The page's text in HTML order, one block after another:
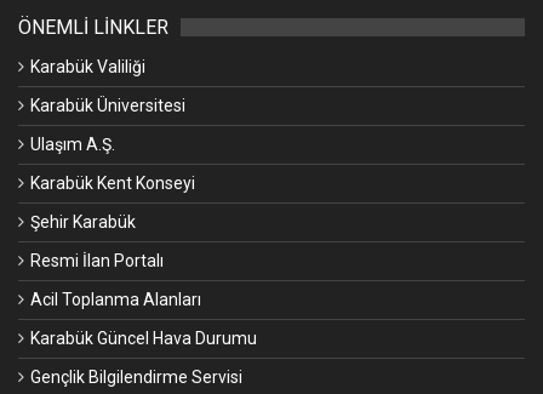
ÖNEMLİ LİNKLER
Karabük Valiliği
Karabük Üniversitesi
Ulaşım A.Ş.
Karabük Kent Konseyi
Şehir Karabük
Resmi İlan Portalı
Acil Toplanma Alanları
Karabük Güncel Hava Durumu
Gençlik Bilgilendirme Servisi